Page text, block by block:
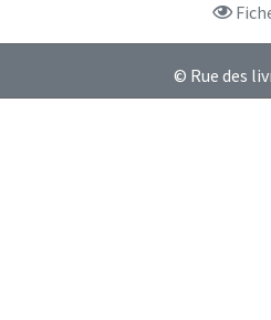
© Rue des